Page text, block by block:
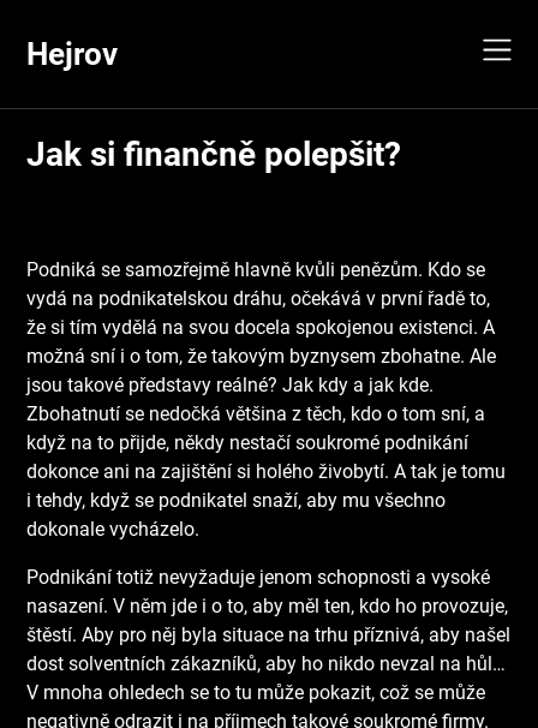
content
Hejrov
Jak si finančně polepšit?
Podniká se samozřejmě hlavně kvůli penězům. Kdo se
vydá na podnikatelskou dráhu, očekává v první řadě to,
že si tím vydělá na svou docela spokojenou existenci. A
možná sní i o tom, že takovým byznysem zbohatne. Ale
jsou takové představy reálné? Jak kdy a jak kde.
Zbohatnutí se nedočká většina z těch, kdo o tom sní, a
když na to přijde, někdy nestačí soukromé podnikání
dokonce ani na zajištění si holého živobytí. A tak je tomu
i tehdy, když se podnikatel snaží, aby mu všechno
dokonale vycházelo.
Podnikání totiž nevyžaduje jenom schopnosti a vysoké
nasazení. V něm jde i o to, aby měl ten, kdo ho provozuje,
štěstí. Aby pro něj byla situace na trhu příznivá, aby našel
dost solventních zákazníků, aby ho nikdo nevzal na hůl…
V mnoha ohledech se to tu může pokazit, což se může
negativně odrazit i na příjmech takové soukromé firmy.